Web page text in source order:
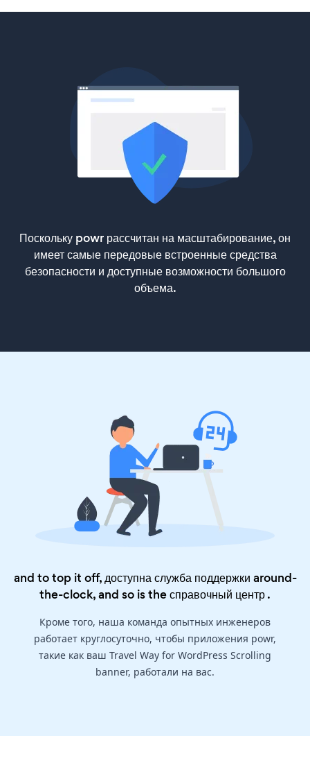
Поскольку powr рассчитан на масштабирование, он
имеет самые передовые встроенные средства
безопасности и доступные возможности большого
объема.
and to top it off, доступна служба поддержки around-
the-clock, and so is theсправочный центр.
Кроме того, наша команда опытных инженеров
работает круглосуточно, чтобы приложения powr,
такие как ваш Travel Way for WordPress Scrolling
banner, работали на вас.